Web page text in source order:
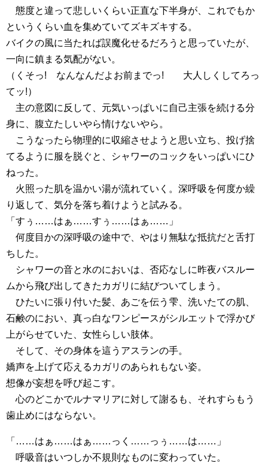
態度と違って悲しいくらい正直な下半身が、これでもか
というくらい血を集めていてズキズキする。
バイクの風に当たれば誤魔化せるだろうと思っていたが、
一向に鎮まる気配がない。
（くそっ! なんなんだよお前までっ! 大人しくしてろっ
てッ!）
主の意図に反して、元気いっぱいに自己主張を続ける分
身に、腹立たしいやら情けないやら。
こうなったら物理的に収縮させようと思い立ち、投げ捨
てるように服を脱ぐと、シャワーのコックをいっぱいにひ
ねった。
火照った肌を温かい湯が流れていく。深呼吸を何度か繰
り返して、気分を落ち着けようと試みる。
「すぅ……はぁ……すぅ……はぁ……」
何度目かの深呼吸の途中で、やはり無駄な抵抗だと舌打
ちした。
シャワーの音と水のにおいは、否応なしに昨夜バスルー
ムから飛び出してきたカガリに結びついてしまう。
ひたいに張り付いた髪、あごを伝う雫、洗いたての肌、
石鹸のにおい、真っ白なワンピースがシルエットで浮かび
上がらせていた、女性らしい肢体。
そして、その身体を這うアスランの手。
嬌声を上げて応えるカガリのあられもない姿。
想像が妄想を呼び起こす。
心のどこかでルナマリアに対して謝るも、それすらもう
歯止めにはならない。
「……はぁ……はぁ……っく……っぅ……は……」
呼吸音はいつしか不規則なものに変わっていた。